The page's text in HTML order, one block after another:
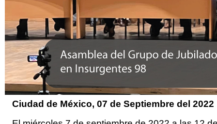
Ciudad de México, 07 de Septiembre del 2022